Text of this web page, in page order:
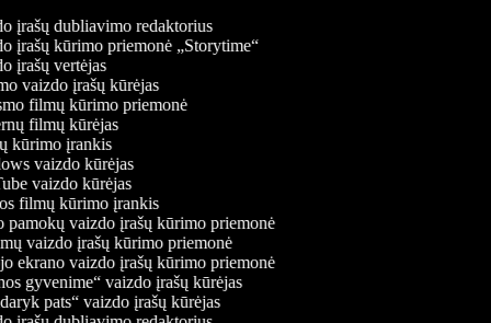
įrašų dubliavimo redaktorius
įrašų kūrimo priemonė „Storytime“
įrašų vertėjas
vaizdo įrašų kūrėjas
filmų kūrimo priemonė
filmų kūrėjas
kūrimo įrankis
vaizdo kūrėjas
vaizdo kūrėjas
filmų kūrimo įrankis
vaizdo įrašų kūrimo priemonė
vaizdo įrašų kūrimo priemonė
ekrano vaizdo įrašų kūrimo priemonė
gyvenime“ vaizdo įrašų kūrėjas
pats“ vaizdo įrašų kūrėjas